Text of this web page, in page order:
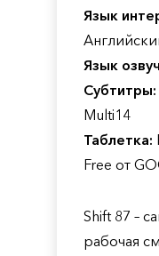
Язык
Язык
Субтитры:
Multi14
Таблетка:
Free от
Shift 87 –
рабочая